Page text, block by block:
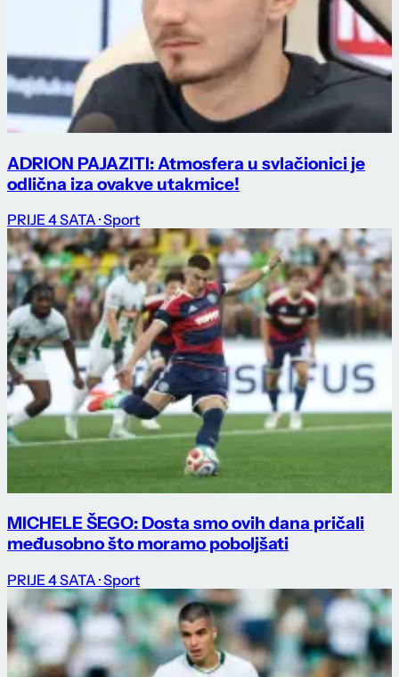
ADRION PAJAZITI: Atmosfera u svlačionici je
odlična iza ovakve utakmice!
PRIJE 4 SATA · Sport
MICHELE ŠEGO: Dosta smo ovih dana pričali
međusobno što moramo poboljšati
PRIJE 4 SATA · Sport